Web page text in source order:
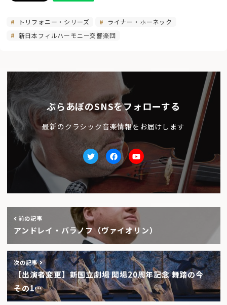
トリフォニー・シリーズ
ライナー・ホーネック
新日本フィルハーモニー交響楽団
ぶらあぼのSNSをフォローする
最新のクラシック音楽情報をお届けします
TwitterfacebookYoutube
前の記事
アンドレイ・バラノフ（ヴァイオリン）
次の記事
【出演者変更】新国立劇場 開場20周年記念 舞踏の今
その1…